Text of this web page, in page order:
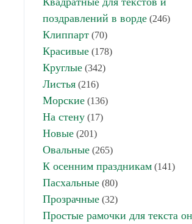
поздравлений в ворде (246)
Клиппарт (70)
Красивые (178)
Круглые (342)
Листья (216)
Морские (136)
На стену (17)
Новые (201)
Овальные (265)
К осенним праздникам (141)
Пасхальные (80)
Прозрачные (32)
Простые рамочки для текста